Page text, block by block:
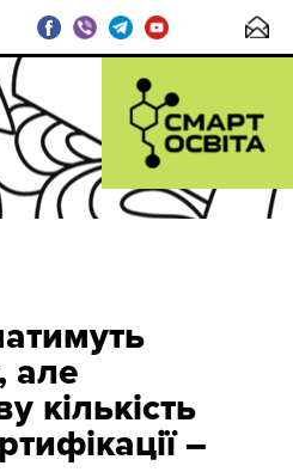
але
кількість
–